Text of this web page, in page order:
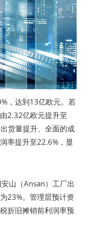
，达到13亿欧元。若
2.32亿欧元提升至
货量提升、全面的成
率提升至22.6%，显
山（Ansan）工厂出
23%。管理层预计资
折旧摊销前利润率预